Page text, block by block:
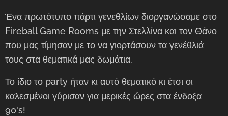
Ένα πρωτότυπο πάρτι γενεθλίων διοργανώσαμε στο
Fireball Game Rooms με την Στελλίνα και τον Θάνο
που μας τίμησαν με το να γιορτάσουν τα γενέθλιά
τους στα θεματικά μας δωμάτια.
Το ίδιο το party ήταν κι αυτό θεματικό κι έτσι οι
καλεσμένοι γύρισαν για μερικές ώρες στα ένδοξα
90's!